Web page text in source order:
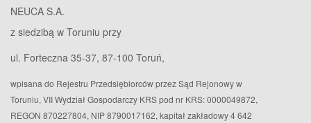
NEUCA S.A.
z siedzibą w Toruniu przy
ul. Forteczna 35-37, 87-100 Toruń,
wpisana do Rejestru Przedsiębiorców przez Sąd Rejonowy w
Toruniu, VII Wydział Gospodarczy KRS pod nr KRS: 0000049872,
REGON 870227804, NIP 8790017162, kapitał zakładowy 4 642